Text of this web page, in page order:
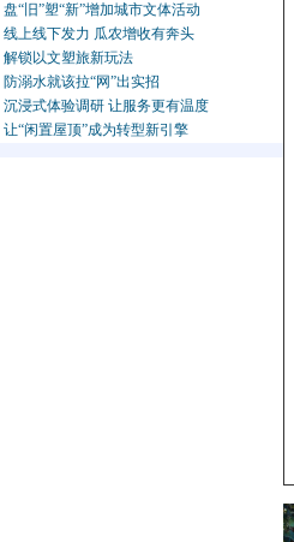
盘“旧”塑“新”增加城市文体活动
线上线下发力 瓜农增收有奔头
解锁以文塑旅新玩法
防溺水就该拉“网”出实招
沉浸式体验调研 让服务更有温度
让“闲置屋顶”成为转型新引擎